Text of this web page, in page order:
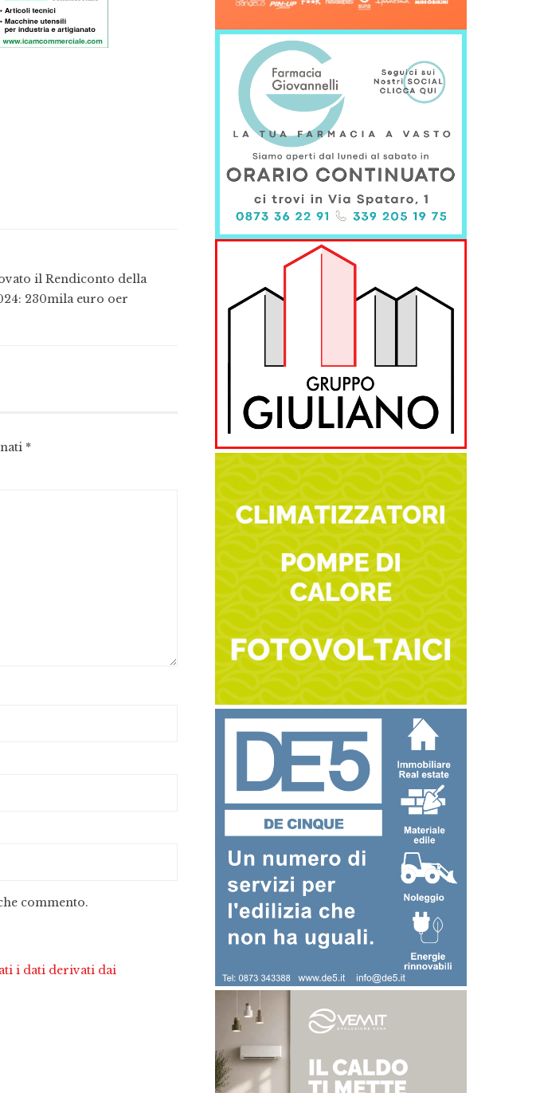
il Rendiconto della
230mila euro oer
*
commento.
i dati derivati dai